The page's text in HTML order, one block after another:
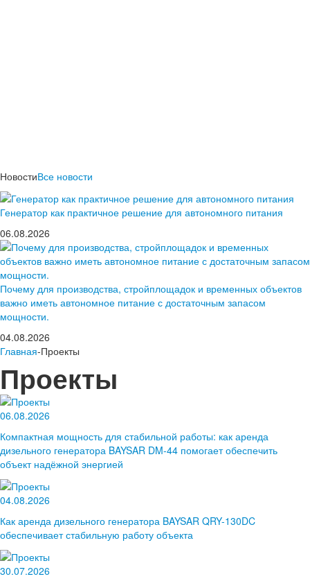
НовостиВсе новости
Генератор как практичное решение для автономного питания
06.08.2026
Почему для производства, стройплощадок и временных объектов
важно иметь автономное питание с достаточным запасом
мощности.
04.08.2026
Главная-Проекты
Проекты
06.08.2026
Компактная мощность для стабильной работы: как аренда
дизельного генератора BAYSAR DM-44 помогает обеспечить
объект надёжной энергией
04.08.2026
Как аренда дизельного генератора BAYSAR QRY-130DC
обеспечивает стабильную работу объекта
30.07.2026